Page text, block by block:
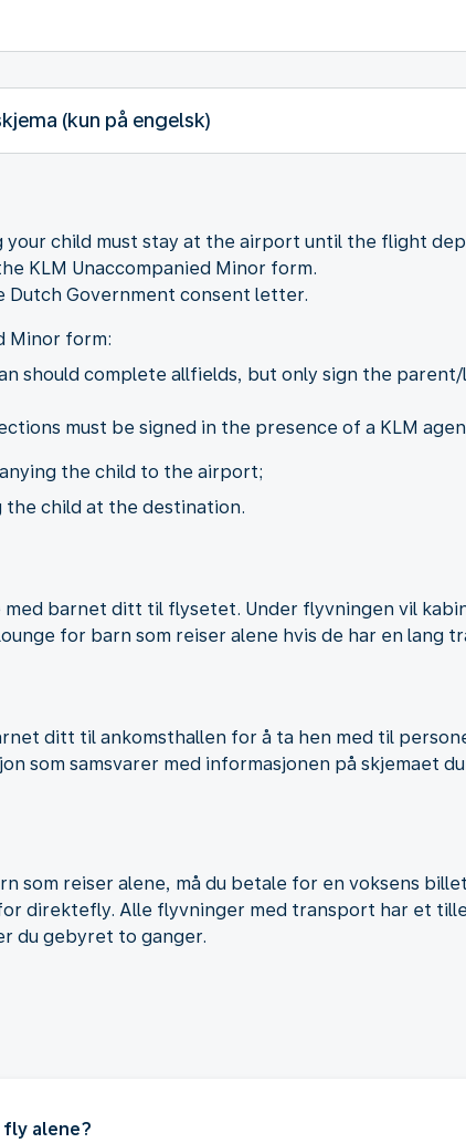
(kun på engelsk)
your child must stay at the airport until the flight
KLM Unaccompanied Minor form.
Dutch Government consent letter.
Minor form:
should complete allfields, but only sign the
must be signed in the presence of a KLM
the child to the airport;
child at the destination.
med barnet ditt til flysetet. Under flyvningen vil
for barn som reiser alene hvis de har en lang
ditt til ankomsthallen for å ta hen med til
som samsvarer med informasjonen på skjemaet
som reiser alene, må du betale for en voksens
for direktefly. Alle flyvninger med transport har et
du gebyret to ganger.
fly alene?